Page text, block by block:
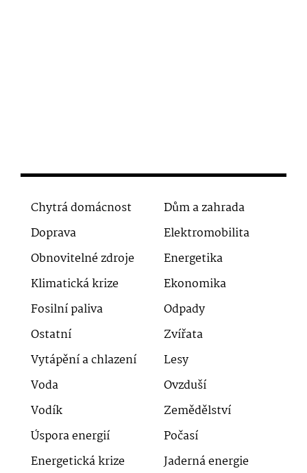
Chytrá domácnost
Dům a zahrada
Doprava
Elektromobilita
Obnovitelné zdroje
Energetika
Klimatická krize
Ekonomika
Fosilní paliva
Odpady
Ostatní
Zvířata
Vytápění a chlazení
Lesy
Voda
Ovzduší
Vodík
Zemědělství
Úspora energií
Počasí
Energetická krize
Jaderná energie